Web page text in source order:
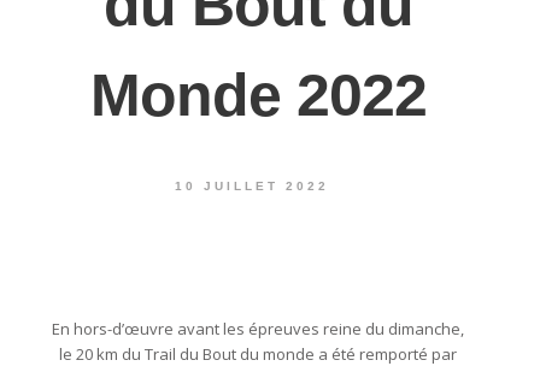
Monde 2022
10 JUILLET 2022
En hors-d’œuvre avant les épreuves reine du dimanche,
le 20 km du Trail du Bout du monde a été remporté par